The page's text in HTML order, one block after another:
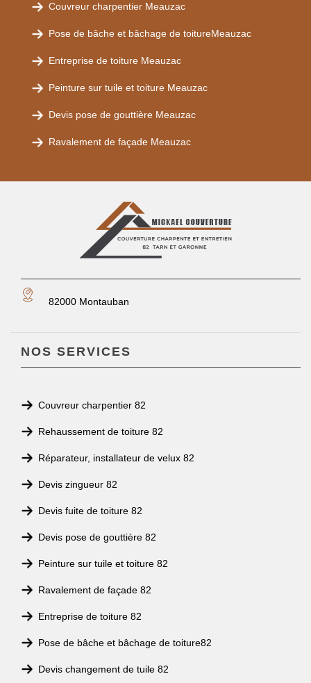
Couvreur charpentier Meauzac
Pose de bâche et bâchage de toitureMeauzac
Entreprise de toiture Meauzac
Peinture sur tuile et toiture Meauzac
Devis pose de gouttière Meauzac
Ravalement de façade Meauzac
82000 Montauban
NOS SERVICES
Couvreur charpentier 82
Rehaussement de toiture 82
Réparateur, installateur de velux 82
Devis zingueur 82
Devis fuite de toiture 82
Devis pose de gouttière 82
Peinture sur tuile et toiture 82
Ravalement de façade 82
Entreprise de toiture 82
Pose de bâche et bâchage de toiture82
Devis changement de tuile 82